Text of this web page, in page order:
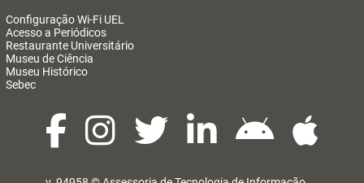
Configuração Wi-Fi UEL
Acesso a Periódicos
Restaurante Universitário
Museu de Ciência
Museu Histórico
Sebec